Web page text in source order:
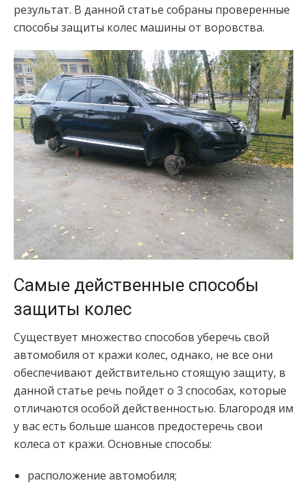
результат. В данной статье собраны проверенные
способы защиты колес машины от воровства.
Самые действенные способы
защиты колес
Существует множество способов уберечь свой
автомобиля от кражи колес, однако, не все они
обеспечивают действительно стоящую защиту, в
данной статье речь пойдет о 3 способах, которые
отличаются особой действенностью. Благородя им
у вас есть больше шансов предостеречь свои
колеса от кражи. Основные способы:
расположение автомобиля;